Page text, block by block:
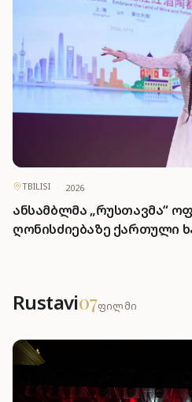
TBILISI · 2026
ანსამბლმა „რუსთავმა“
ღონისძიებაზე ქართული
Rustavi07ფილმი